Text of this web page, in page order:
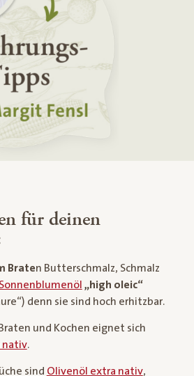
für deinen
Braten Butterschmalz, Schmalz
Sonnenblumenöl „high oleic“
denn sie sind hoch erhitzbar.
und Kochen eignet sich
nativ.
sind Olivenöl extra nativ,